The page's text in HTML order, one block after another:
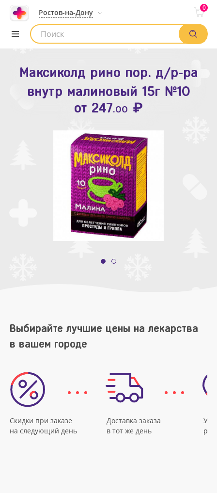
Ростов-на-Дону
0
Список аптек
Максиколд рино пор. д/р-ра
внутр малиновый 15г №10
от 247.00 ₽
Зодак таб. п.п.о. 10мг №10
от109.80 ₽
Выбирайте лучшие цены на лекарства
в вашем городе
Скидки при заказе
на следующий день
Доставка заказа
в тот же день